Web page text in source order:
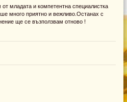
младата и компетентна специалистка
много приятно и вежливо.Останах с
ще се възползвам отново !